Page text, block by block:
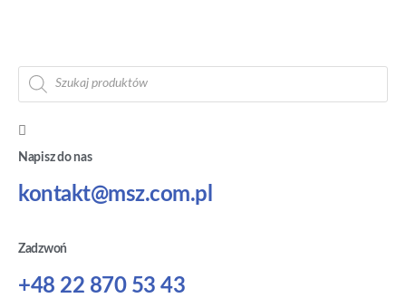
Napisz do nas
kontakt@msz.com.pl
Zadzwoń
+48 22 870 53 43